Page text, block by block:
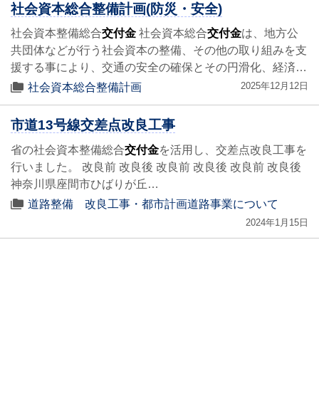
社会資本総合整備計画(防災・安全)
社会資本整備総合交付金 社会資本総合交付金は、地方公
共団体などが行う社会資本の整備、その他の取り組みを支
援する事により、交通の安全の確保とその円滑化、経済…
社会資本総合整備計画
2025年12月12日
市道13号線交差点改良工事
省の社会資本整備総合交付金を活用し、交差点改良工事を
行いました。 改良前 改良後 改良前 改良後 改良前 改良後
神奈川県座間市ひばりが丘…
道路整備 改良工事・都市計画道路事業について
2024年1月15日